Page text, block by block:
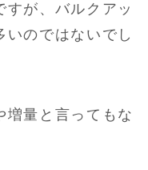
すが、バルクアッ
いのではないでし
増量と言ってもな